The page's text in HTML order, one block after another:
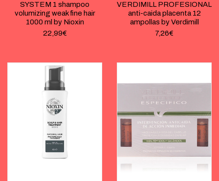
SYSTEM 1 shampoo
volumizing weak fine hair
1000 ml by Nioxin
22,99€
VERDIMILL PROFESIONAL
anti-caida placenta 12
ampollas by Verdimill
7,26€